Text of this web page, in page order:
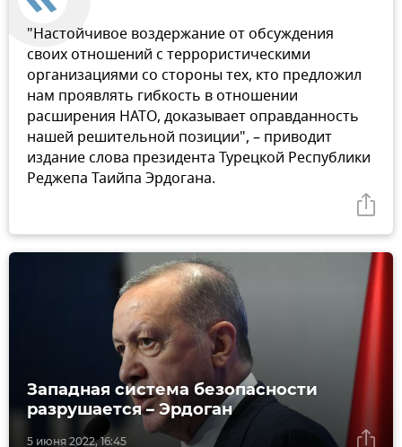
"Настойчивое воздержание от обсуждения
своих отношений с террористическими
организациями со стороны тех, кто предложил
нам проявлять гибкость в отношении
расширения НАТО, доказывает оправданность
нашей решительной позиции", – приводит
издание слова президента Турецкой Республики
Реджепа Таийпа Эрдогана.
5 июня 2022, 16:45
Западная система безопасности
разрушается – Эрдоган